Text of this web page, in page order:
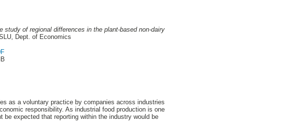
of regional differences in the plant-based non-dairy
Dept. of Economics
as a voluntary practice by companies across industries
responsibility. As industrial food production is one
expected that reporting within the industry would be